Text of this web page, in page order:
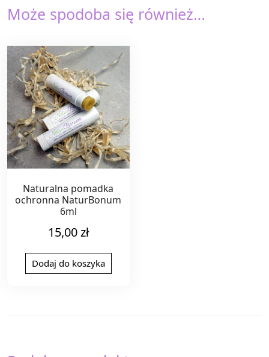
Może spodoba się również…
Naturalna pomadka
ochronna NaturBonum
6ml
15,00zł
Dodaj do koszyka